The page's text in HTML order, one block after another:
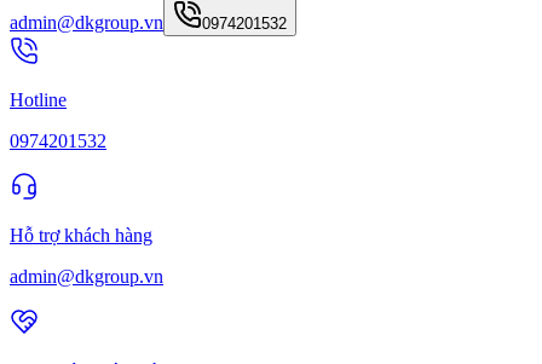
admin@dkgroup.vn 0974201532
Hotline
0974201532
Hỗ trợ khách hàng
admin@dkgroup.vn